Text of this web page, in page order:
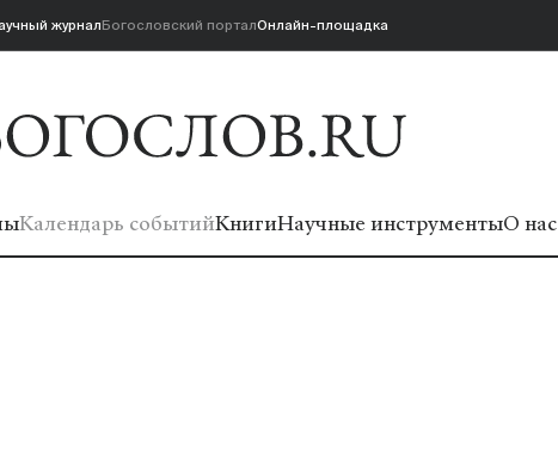
журналБогословский порталОнлайн-площадка
Календарь событийКнигиНаучные инструментыО нас